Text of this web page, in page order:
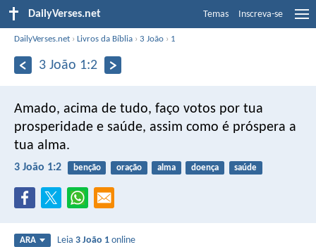
DailyVerses.net Temas Inscreva-se
DailyVerses.net ›Livros da Bíblia ›3 João › 1
3 João 1:2
Amado, acima de tudo, faço votos por tua
prosperidade e saúde, assim como é próspera a
tua alma.
3 João 1:2 benção oração alma doença saúde
ARA Leia3 João 1 online